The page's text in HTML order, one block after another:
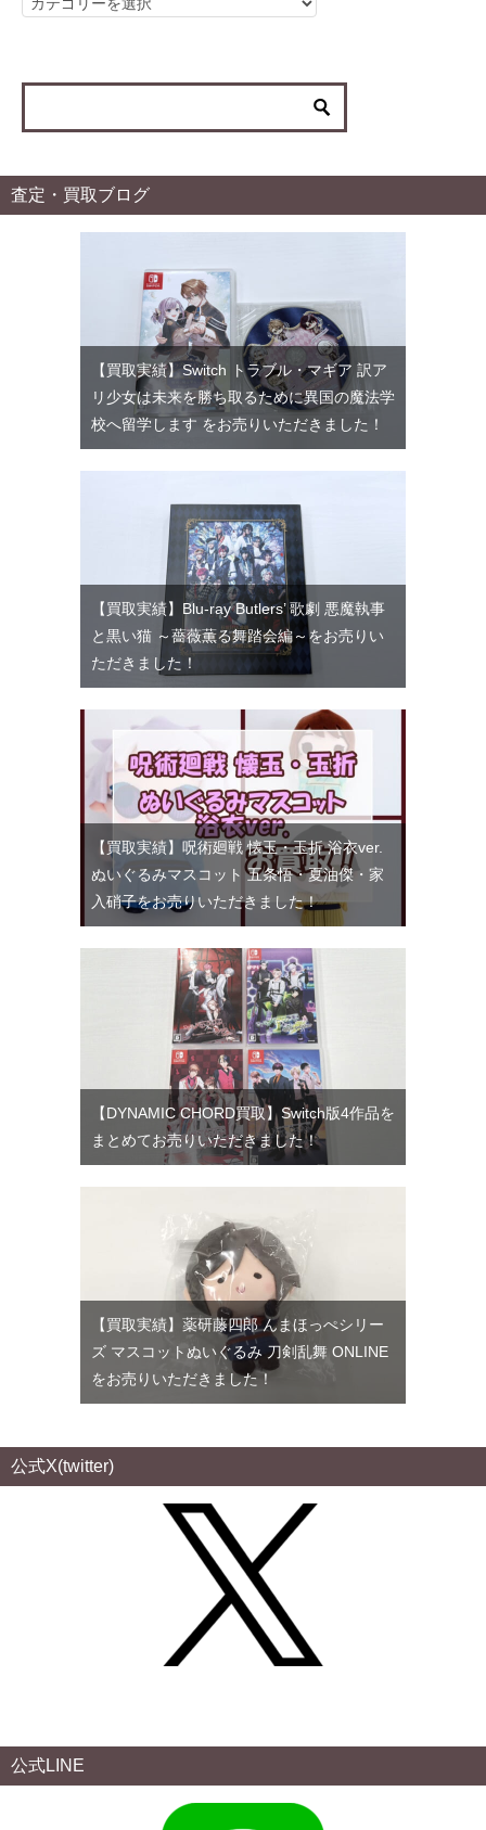
リ
査定・買取ブログ
【買取実績】Switch トラブル・マギア 訳ア
リ少女は未来を勝ち取るために異国の魔法学
校へ留学します をお売りいただきました！
【買取実績】Blu-ray Butlers’ 歌劇 悪魔執事
と黒い猫 ～薔薇薫る舞踏会編～をお売りい
ただきました！
【買取実績】呪術廻戦 懐玉・玉折 浴衣ver.
ぬいぐるみマスコット 五条悟・夏油傑・家
入硝子をお売りいただきました！
【DYNAMIC CHORD買取】Switch版4作品を
まとめてお売りいただきました！
【買取実績】薬研藤四郎 んまほっぺシリー
ズ マスコットぬいぐるみ 刀剣乱舞 ONLINE
をお売りいただきました！
公式X(twitter)
公式LINE